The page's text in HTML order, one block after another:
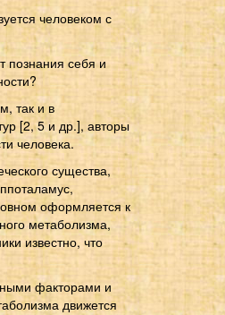
человеком с
познания себя и
так и в
[2, 5 и др.], авторы
человека.
существа,
оформляется к
метаболизма,
известно, что
факторами и
движется